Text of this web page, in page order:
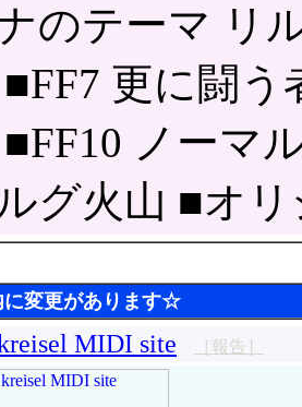
のテーマ リ
更に闘
ノーマ
グ火山 ■オ
変更があります☆
MIDI site ［報告］